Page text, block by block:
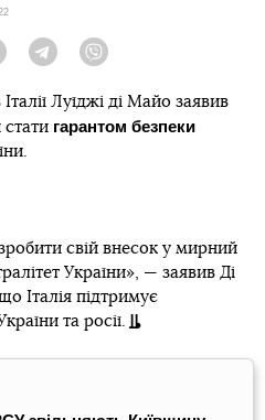
Twitter Telegram
Луїджі ді Майо заявив
стати гарантом безпеки
свій внесок у мирний
України», — заявив Ді
Італія підтримує
та росії.